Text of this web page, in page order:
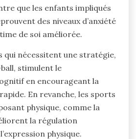
que les enfants impliqués
des niveaux d’anxiété
de soi améliorée.
qui nécessitent une stratégie,
stimulent le
en encourageant la
En revanche, les sports
physique, comme la
la régulation
physique.